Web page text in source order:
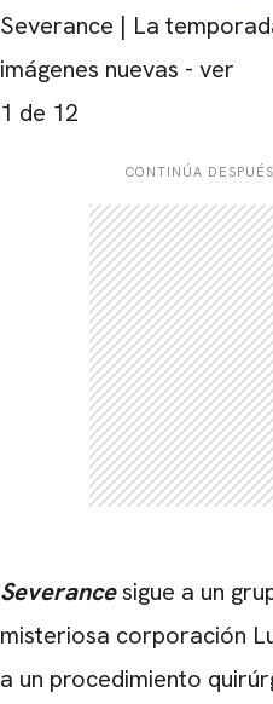
Severance | La
imágenes nuevas - ver
1 de 12
CONTINÚA
Severancesigue a un
misteriosa corporación
a un procedimiento